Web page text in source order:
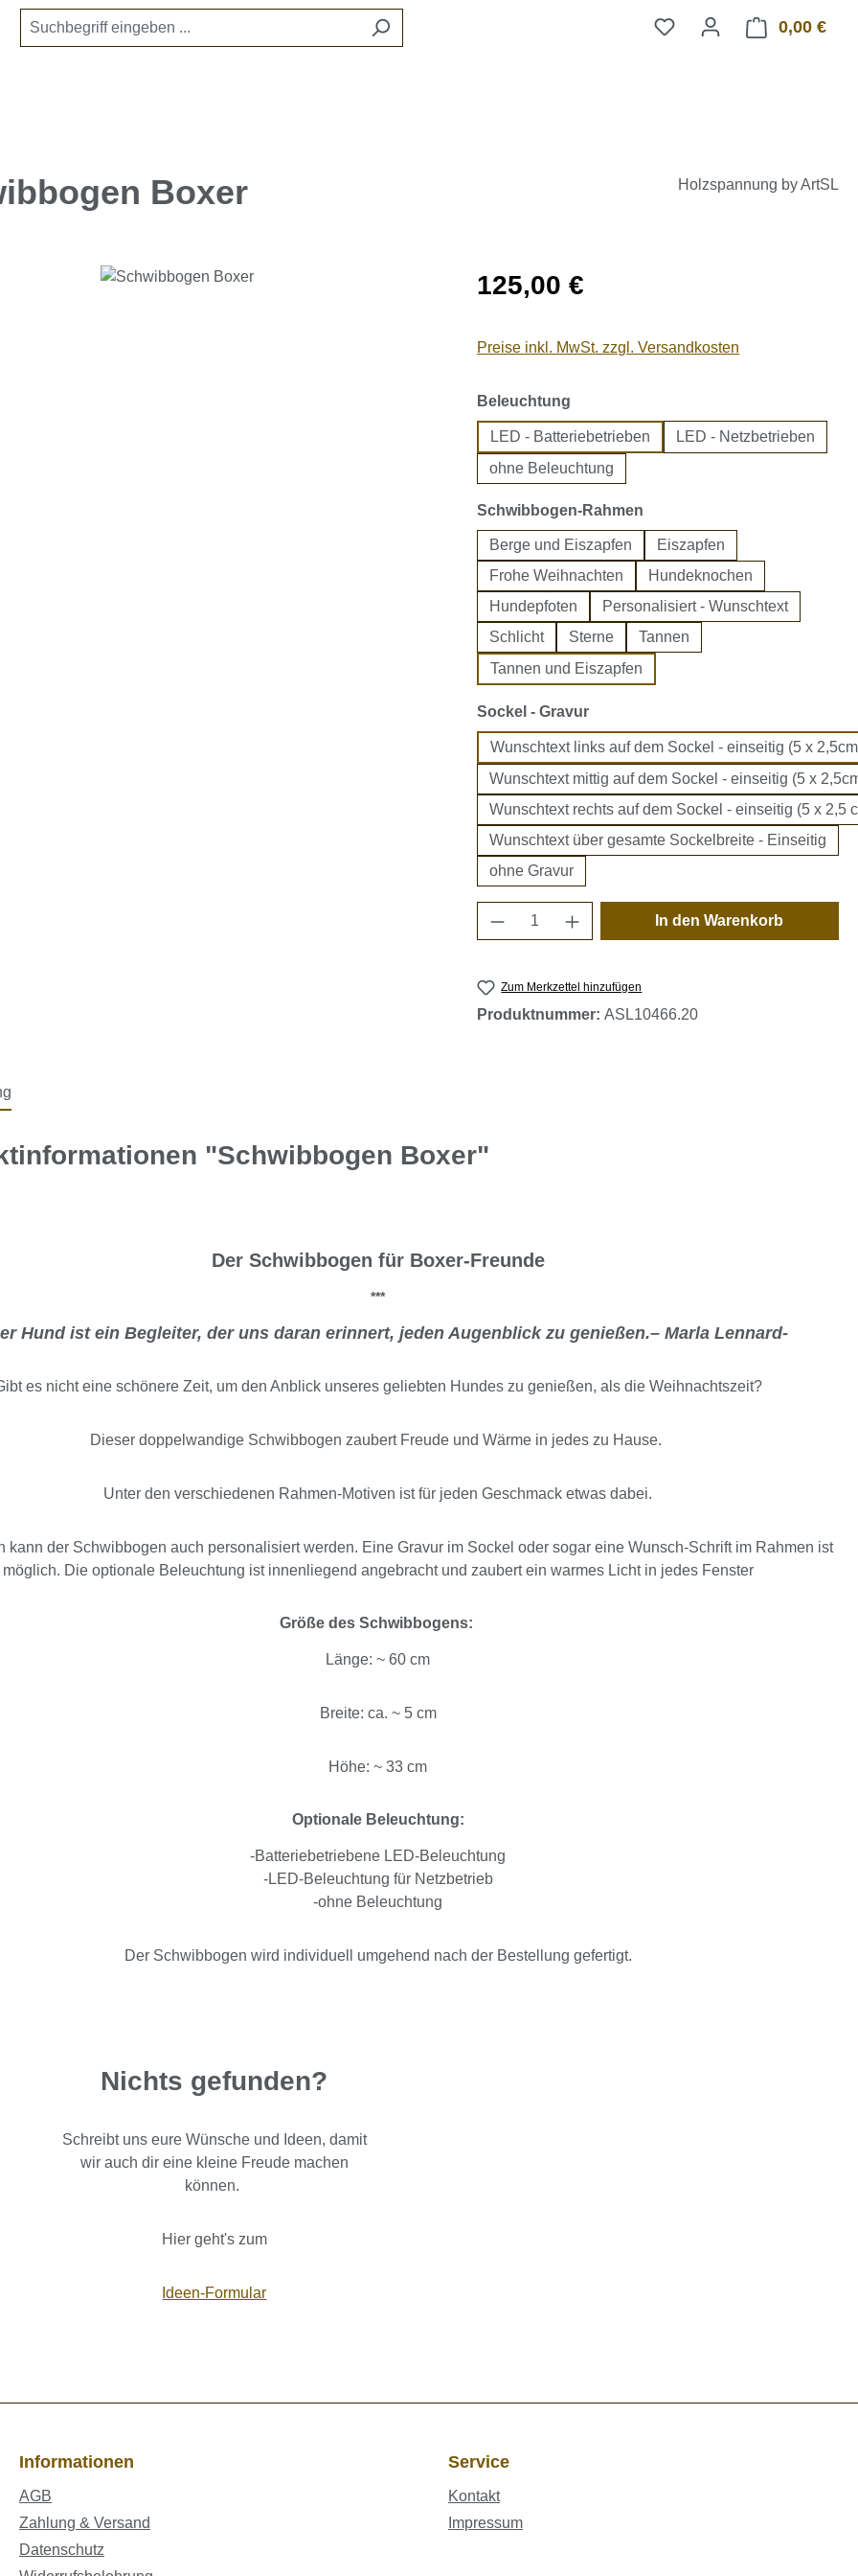
0,00 €
Boxer Holzspannung by ArtSL
Regulärer Preis:
125,00 €
Preise inkl. MwSt. zzgl. Versandkosten
Beleuchtung
LED - Batteriebetrieben
LED - Netzbetrieben
ohne Beleuchtung
Schwibbogen-Rahmen
Berge und Eiszapfen
Eiszapfen
Frohe Weihnachten
Hundeknochen
Hundepfoten
Personalisiert - Wunschtext
Schlicht
Sterne
Tannen
Tannen und Eiszapfen
Sockel - Gravurauswählen
Wunschtext links auf dem Sockel - einseitig (5 x
Wunschtext mittig auf dem Sockel - einseitig (5 x
Wunschtext rechts auf dem Sockel - einseitig (5 x 2,5
Wunschtext über gesamte Sockelbreite - Einseitig
ohne Gravur
Produkt Anzahl: Gib den
In den Warenkorb
Zum Merkzettel hinzufügen
Produktnummer:ASL10466.20
"Schwibbogen Boxer"
Der Schwibbogen für Boxer-Freunde
***
Hund ist ein Begleiter, der uns daran erinnert, jeden Augenblick zu genießen.– Marla Lennard-
es nicht eine schönere Zeit, um den Anblick unseres geliebten Hundes zu genießen, als die Weihnachtszeit?
Dieser doppelwandige Schwibbogen zaubert Freude und Wärme in jedes zu Hause.
Unter den verschiedenen Rahmen-Motiven ist für jeden Geschmack etwas dabei.
kann der Schwibbogen auch personalisiert werden. Eine Gravur im Sockel oder sogar eine Wunsch-Schrift im Rahmen ist
möglich. Die optionale Beleuchtung ist innenliegend angebracht und zaubert ein warmes Licht in jedes Fenster
Größe des Schwibbogens:
Länge: ~ 60 cm
Breite: ca. ~ 5 cm
Höhe: ~ 33 cm
Optionale Beleuchtung:
-Batteriebetriebene LED-Beleuchtung
-LED-Beleuchtung für Netzbetrieb
-ohne Beleuchtung
Der Schwibbogen wird individuell umgehend nach der Bestellung gefertigt.
Nichts gefunden?
Schreibt uns eure Wünsche und Ideen, damit
wir auch dir eine kleine Freude machen
können.
Hier geht's zum
Ideen-Formular
Informationen
AGB
Zahlung & Versand
Datenschutz
Service
Kontakt
Impressum